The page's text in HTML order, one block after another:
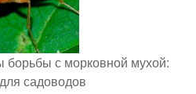
с морковной мухой:
садоводов